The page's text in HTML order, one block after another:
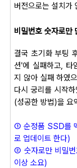
버전으로는 설치가
비밀번호 숫자로만
결국 초기화 부팅
션'에 실패하고, 타
지 않아 실패 하였
다시 궁리를 시작
(성공한 방법)을 요
① 순정품 SSD를
로 업데이트 한다)
② 숫자로만 비밀번
이상 소요)